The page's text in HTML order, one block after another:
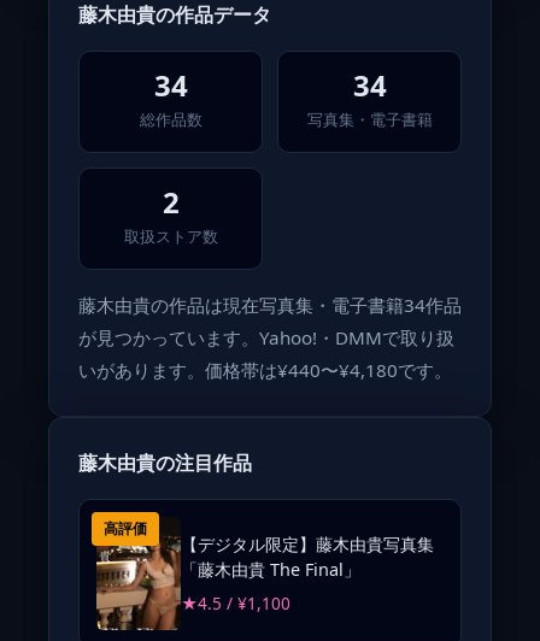
藤木由貴の作品データ
34
総作品数
34
写真集・電子書籍
2
取扱ストア数
藤木由貴の作品は現在写真集・電子書籍34作品
が見つかっています。Yahoo!・DMMで取り扱
いがあります。価格帯は¥440〜¥4,180です。
藤木由貴の注目作品
高評価
【デジタル限定】藤木由貴写真集
「藤木由貴 The Final」
★4.5 / ¥1,100